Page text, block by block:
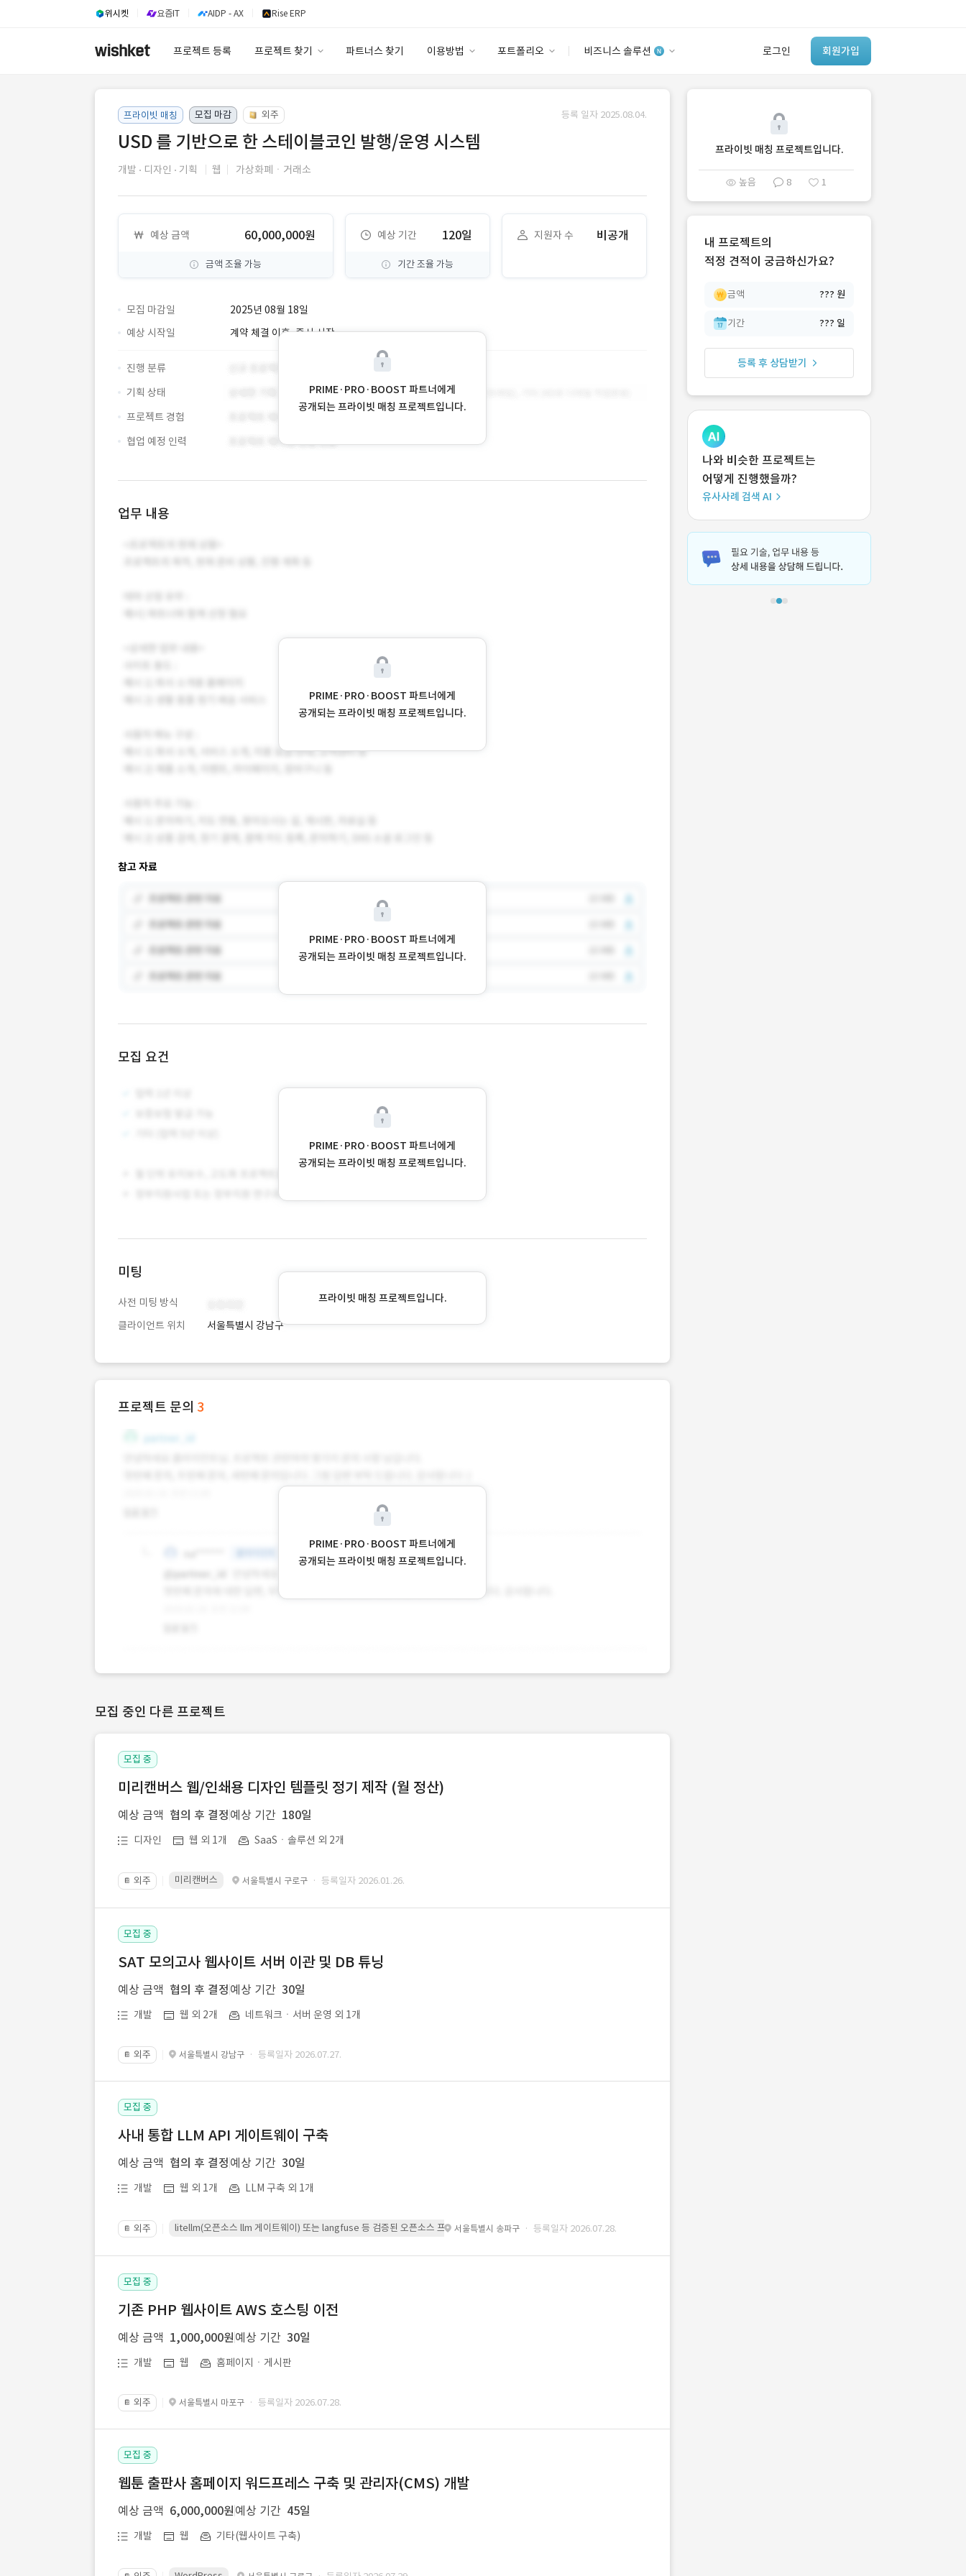
위시켓 요즘IT AIDP - AX Rise ERP
프로젝트 등록 프로젝트 찾기 파트너스 찾기 이용방법 포트폴리오 비즈니스 솔루션 로그인 회원가입
유사사례 검색 AI
이용요금
고객센터
안심 코드 케어
유사사례 검색 AI
‘이런 거’ 만들어본
개발 회사 있어?
바로가기
프라이빗 매칭 모집 마감 외주 등록 일자 2025.08.04.
USD 를 기반으로 한 스테이블코인 발행/운영 시스템
개발 디자인 기획 웹 가상화폐ㆍ거래소
예상 금액 60,000,000원
금액 조율 가능
예상 기간 120일
기간 조율 가능
지원자 수 비공개
모집 마감일 2025년 08월 18일
PRIME·PRO·BOOST 파트너에게
공개되는 프라이빗 매칭 프로젝트입니다.
예상 시작일 계약 체결 이후, 즉시 시작
진행 분류
기획 상태
프로젝트 경험
협업 예정 인력
업무 내용
PRIME·PRO·BOOST 파트너에게
공개되는 프라이빗 매칭 프로젝트입니다.
참고 자료
PRIME·PRO·BOOST 파트너에게
공개되는 프라이빗 매칭 프로젝트입니다.
모집 요건
PRIME·PRO·BOOST 파트너에게
공개되는 프라이빗 매칭 프로젝트입니다.
프라이빗 매칭 프로젝트입니다.
미팅
사전 미팅 방식
클라이언트 위치
서울특별시 강남구
프로젝트 문의 3
PRIME·PRO·BOOST 파트너에게
공개되는 프라이빗 매칭 프로젝트입니다.
모집 중인 다른 프로젝트
모집 중
미리캔버스 웹/인쇄용 디자인 템플릿 정기 제작 (월 정산)
예상 금액 협의 후 결정 예상 기간 180일
디자인 웹 외 1개 SaaSㆍ솔루션 외 2개
📔 외주 미리캔버스 서울특별시 구로구 · 등록일자 2026.01.26.
모집 중
SAT 모의고사 웹사이트 서버 이관 및 DB 튜닝
예상 금액 협의 후 결정 예상 기간 30일
개발 웹 외 2개 네트워크ㆍ서버 운영 외 1개
📔 외주 서울특별시 강남구 · 등록일자 2026.07.27.
모집 중
사내 통합 LLM API 게이트웨이 구축
예상 금액 협의 후 결정 예상 기간 30일
개발 웹 외 1개 LLM 구축 외 1개
📔 외주 litellm(오픈소스 llm 게이트웨이) 또는 langfuse 등 검증된 오픈소스 프레임워크를 기반으로 시스템을 구축
서울특별시 송파구 · 등록일자 2026.07.28.
모집 중
기존 PHP 웹사이트 AWS 호스팅 이전
예상 금액 1,000,000원 예상 기간 30일
개발 웹 홈페이지ㆍ게시판
📔 외주 서울특별시 마포구 · 등록일자 2026.07.28.
모집 중
웹툰 출판사 홈페이지 워드프레스 구축 및 관리자(CMS) 개발
예상 금액 6,000,000원 예상 기간 45일
개발 웹 기타(웹사이트 구축)
프라이빗 매칭 프로젝트입니다.
높음 8 1
내 프로젝트의
적정 견적이 궁금하신가요?
금액 ??? 원
기간 ??? 일
등록 후 상담받기
나와 비슷한 프로젝트는
어떻게 진행했을까?
유사사례 검색 AI